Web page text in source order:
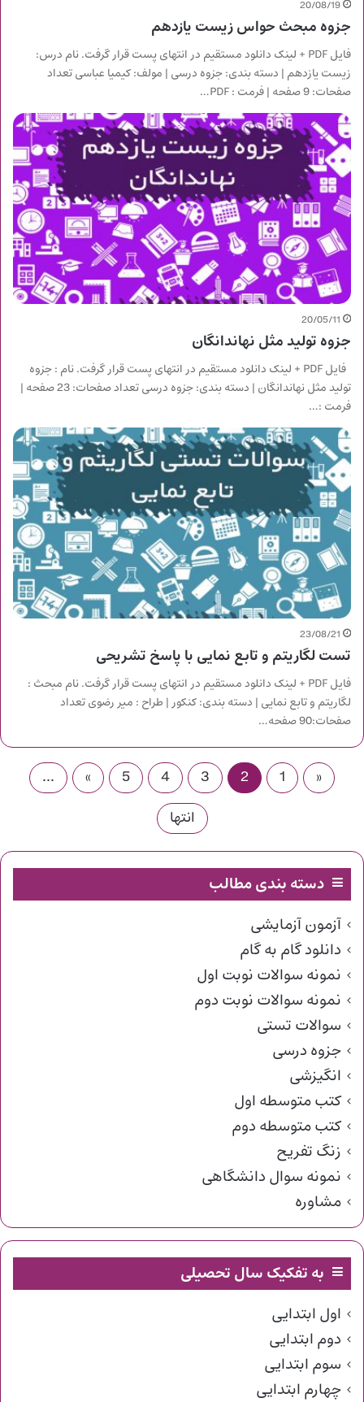
20/08/19
جزوه مبحث حواس زیست یازدهم
فایل PDF + لینک دانلود مستقیم در انتهای پست قرار گرفت. نام درس:
زیست یازدهم | دسته بندی: جزوه درسی | مولف: کیمیا عباسی تعداد
صفحات: 9 صفحه | فرمت : PDF…
20/05/11
جزوه تولید مثل نهاندانگان
فایل PDF + لینک دانلود مستقیم در انتهای پست قرار گرفت. نام : جزوه
تولید مثل نهاندانگان | دسته بندی: جزوه درسی تعداد صفحات: 23 صفحه |
فرمت :…
23/08/21
تست لگاریتم و تابع نمایی با پاسخ تشریحی
فایل PDF + لینک دانلود مستقیم در انتهای پست قرار گرفت. نام مبحث :
لگاریتم و تابع نمایی | دسته بندی: کنکور | طراح : میر رضوی تعداد
صفحات:90 صفحه…
«
1
2
3
4
5
»
...
انتها
دسته بندی مطالب
آزمون آزمایشی
دانلود گام به گام
نمونه سوالات نوبت اول
نمونه سوالات نوبت دوم
سوالات تستی
جزوه درسی
انگیزشی
کتب متوسطه اول
کتب متوسطه دوم
زنگ تفریح
نمونه سوال دانشگاهی
مشاوره
به تفکیک سال تحصیلی
اول ابتدایی
دوم ابتدایی
سوم ابتدایی
چهارم ابتدایی